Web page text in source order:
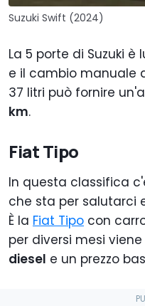
Suzuki Swift (2024)
La 5 porte di Suzuki è
e il cambio manuale
37 litri può fornire
km.
Fiat Tipo
In questa classifica
che sta per salutarci
È la Fiat Tipo con
per diversi mesi
diesel e un prezzo